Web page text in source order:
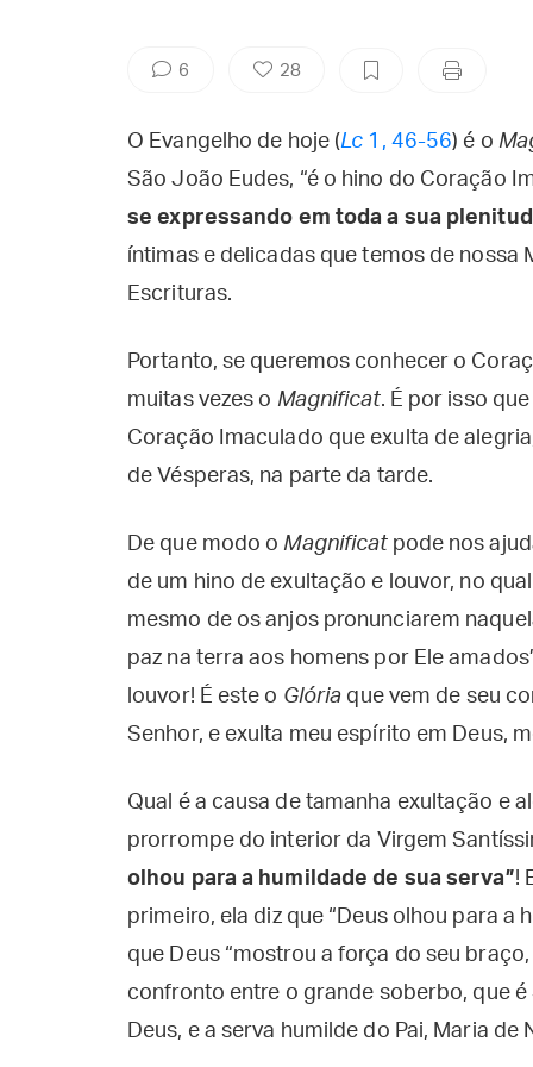
6 28
O Evangelho de hoje (Lc 1, 46-56) é o
São João Eudes, “é o hino do Coração
se expressando em toda a sua
íntimas e delicadas que temos de nossa
Escrituras.
Portanto, se queremos conhecer o
muitas vezes o Magnificat. É por isso
Coração Imaculado que exulta de
de Vésperas, na parte da tarde.
De que modo oMagnificatpode nos
de um hino de exultação e louvor, no
mesmo de os anjos pronunciarem
paz na terra aos homens por Ele
louvor! É este o Glória que vem de seu
Senhor, e exulta meu espírito em Deus,
Qual é a causa de tamanha exultação e
prorrompe do interior da Virgem
olhou para a humildade de sua serva”!
primeiro, ela diz que “Deus olhou para a
que Deus “mostrou a força do seu
confronto entre o grande soberbo, que
Deus, e a serva humilde do Pai, Maria de